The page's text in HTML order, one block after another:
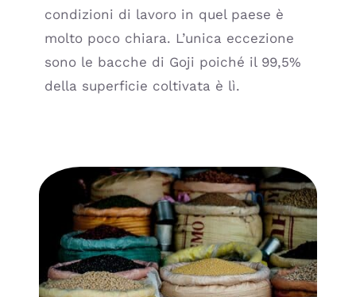
condizioni di lavoro in quel paese è
molto poco chiara. L’unica eccezione
sono le bacche di Goji poiché il 99,5%
della superficie coltivata è lì.